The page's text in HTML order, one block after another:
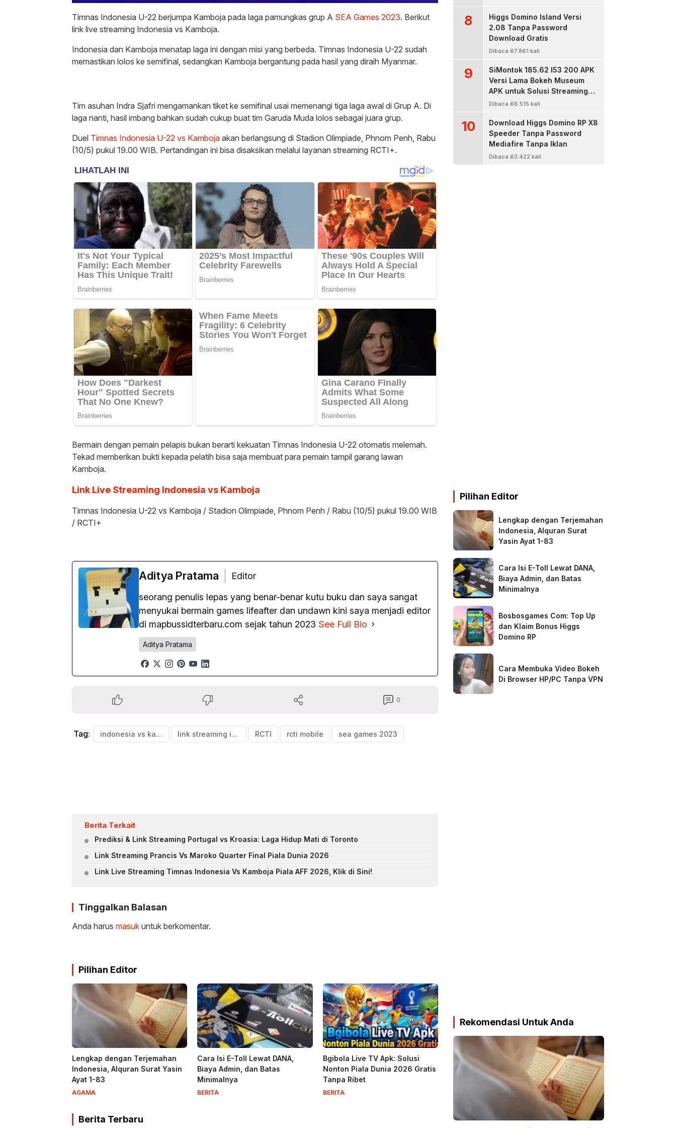
Timnas Indonesia U-22 berjumpa Kamboja pada laga pamungkas grup A SEA Games 2023. Berikut
link live streaming Indonesia vs Kamboja.
Indonesia dan Kamboja menatap laga ini dengan misi yang berbeda. Timnas Indonesia U-22 sudah
memastikan lolos ke semifinal, sedangkan Kamboja bergantung pada hasil yang diraih Myanmar.
Tim asuhan Indra Sjafri mengamankan tiket ke semifinal usai memenangi tiga laga awal di Grup A. Di
laga nanti, hasil imbang bahkan sudah cukup buat tim Garuda Muda lolos sebagai juara grup.
Duel Timnas Indonesia U-22 vs Kamboja akan berlangsung di Stadion Olimpiade, Phnom Penh, Rabu
(10/5) pukul 19.00 WIB. Pertandingan ini bisa disaksikan melalui layanan streaming RCTI+.
Bermain dengan pemain pelapis bukan berarti kekuatan Timnas Indonesia U-22 otomatis melemah.
Tekad memberikan bukti kepada pelatih bisa saja membuat para pemain tampil garang lawan
Kamboja.
Link Live Streaming Indonesia vs Kamboja
Timnas Indonesia U-22 vs Kamboja / Stadion Olimpiade, Phnom Penh / Rabu (10/5) pukul 19.00 WIB
/ RCTI+
Aditya Pratama
Editor
seorang penulis lepas yang benar-benar kutu buku dan saya sangat
menyukai bermain games lifeafter dan undawn kini saya menjadi editor
di mapbussidterbaru.com sejak tahun 2023 See Full Bio
Aditya Pratama
0
Tag: indonesia vs kamboja link streaming indonesia vs kamboja RCTI rcti mobile sea games 2023
Berita Terkait
Prediksi & Link Streaming Portugal vs Kroasia: Laga Hidup Mati di Toronto
Link Streaming Prancis Vs Maroko Quarter Final Piala Dunia 2026
Link Live Streaming Timnas Indonesia Vs Kamboja Piala AFF 2026, Klik di Sini!
Tinggalkan Balasan
Anda harus masuk untuk berkomentar.
Pilihan Editor
Lengkap dengan Terjemahan
Indonesia, Alquran Surat Yasin
Ayat 1-83
AGAMA
Cara Isi E-Toll Lewat DANA,
Biaya Admin, dan Batas
Minimalnya
BERITA
Bgibola Live TV Apk: Solusi
Nonton Piala Dunia 2026 Gratis
Tanpa Ribet
BERITA
Berita Terbaru
8
Higgs Domino Island Versi
2.08 Tanpa Password
Download Gratis
Dibaca 67.861 kali
9
SiMontok 185.62 l53 200 APK
Versi Lama Bokeh Museum
APK untuk Solusi Streaming
Video Bokeh Tanpa Batas
Dibaca 66.515 kali
10
Download Higgs Domino RP X8
Speeder Tanpa Password
Mediafire Tanpa Iklan
Dibaca 63.422 kali
Pilihan Editor
Lengkap dengan Terjemahan
Indonesia, Alquran Surat
Yasin Ayat 1-83
Cara Isi E-Toll Lewat DANA,
Biaya Admin, dan Batas
Minimalnya
Bosbosgames Com: Top Up
dan Klaim Bonus Higgs
Domino RP
Cara Membuka Video Bokeh
Di Browser HP/PC Tanpa VPN
Rekomendasi Untuk Anda